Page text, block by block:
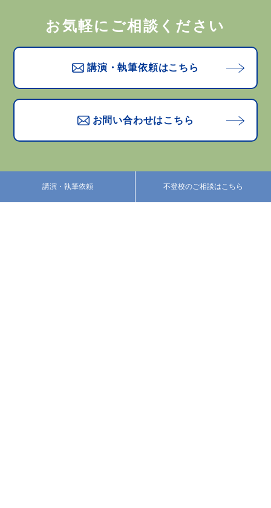
講演・執筆依頼 不登校のご相談はこちら
お気軽にご相談ください
講演・執筆依頼はこちら
お問い合わせはこちら